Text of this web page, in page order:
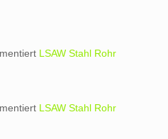
LSAW Stahl Rohr
LSAW Stahl Rohr